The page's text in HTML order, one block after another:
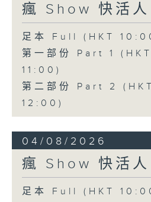
瘋 Show 快活人
足本 Full (HKT
第一部份 Part 1
11:00)
第二部份 Part 2
12:00)
04/08/2026
瘋 Show 快活人
足本 Full (HKT